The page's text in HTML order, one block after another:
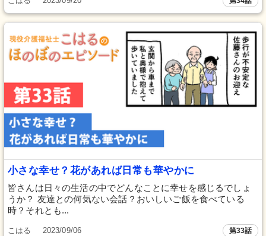
小さな幸せ？花があれば日常も華やかに
皆さんは日々の生活の中でどんなことに幸せを感じるでしょ
うか？ 友達との何気ない会話？おいしいご飯を食べている
時？それとも...
こはる 2023/09/06 第33話